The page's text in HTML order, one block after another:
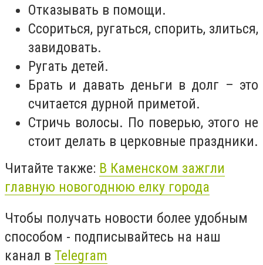
Отказывать в помощи.
Ссориться, ругаться, спорить, злиться,
завидовать.
Ругать детей.
Брать и давать деньги в долг – это
считается дурной приметой.
Стричь волосы. По поверью, этого не
стоит делать в церковные праздники.
Читайте также: В Каменском зажгли
главную новогоднюю елку города
Чтобы получать новости более удобным
способом - подписывайтесь на наш
канал в Telegram